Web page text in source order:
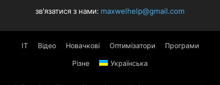
зв'язатися з нами: maxwelhelp@gmail.com
IT Відео Новачкові Оптимізатори Програми
Різне Українська